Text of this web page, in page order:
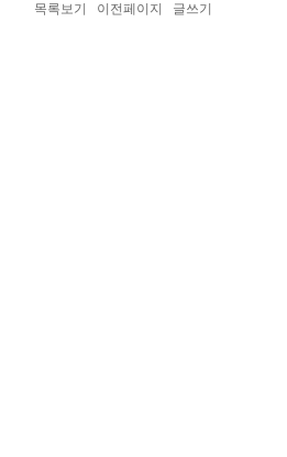
목록보기 이전페이지 글쓰기